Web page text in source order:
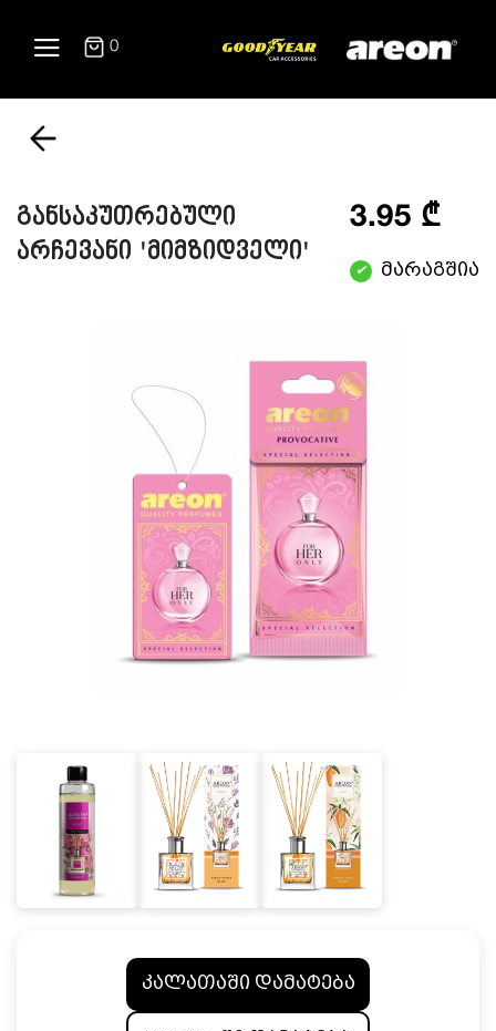
0
განსაკუთრებული
არჩევანი 'მიმზიდველი'
3.95 ₾
✔ მარაგშია
კალათაში დამატება